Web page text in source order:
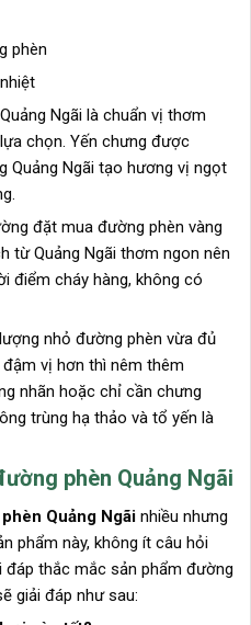
phèn
Ngãi là chuẩn vị thơm
chọn. Yến chưng được
Quảng Ngãi tạo hương vị ngọt
đặt mua đường phèn vàng
từ Quảng Ngãi thơm ngon nên
điểm cháy hàng, không có
nhỏ đường phèn vừa đủ
vị hơn thì nêm thêm
nhãn hoặc chỉ cần chưng
trùng hạ thảo và tổ yến là
phèn Quảng Ngãi
Quảng Ngãi nhiều nhưng
phẩm này, không ít câu hỏi
thắc mắc sản phẩm đường
giải đáp như sau: